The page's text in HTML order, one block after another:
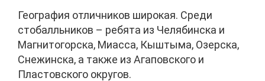
География отличников широкая. Среди
стобалльников – ребята из Челябинска и
Магнитогорска, Миасса, Кыштыма, Озерска,
Снежинска, а также из Агаповского и
Пластовского округов.